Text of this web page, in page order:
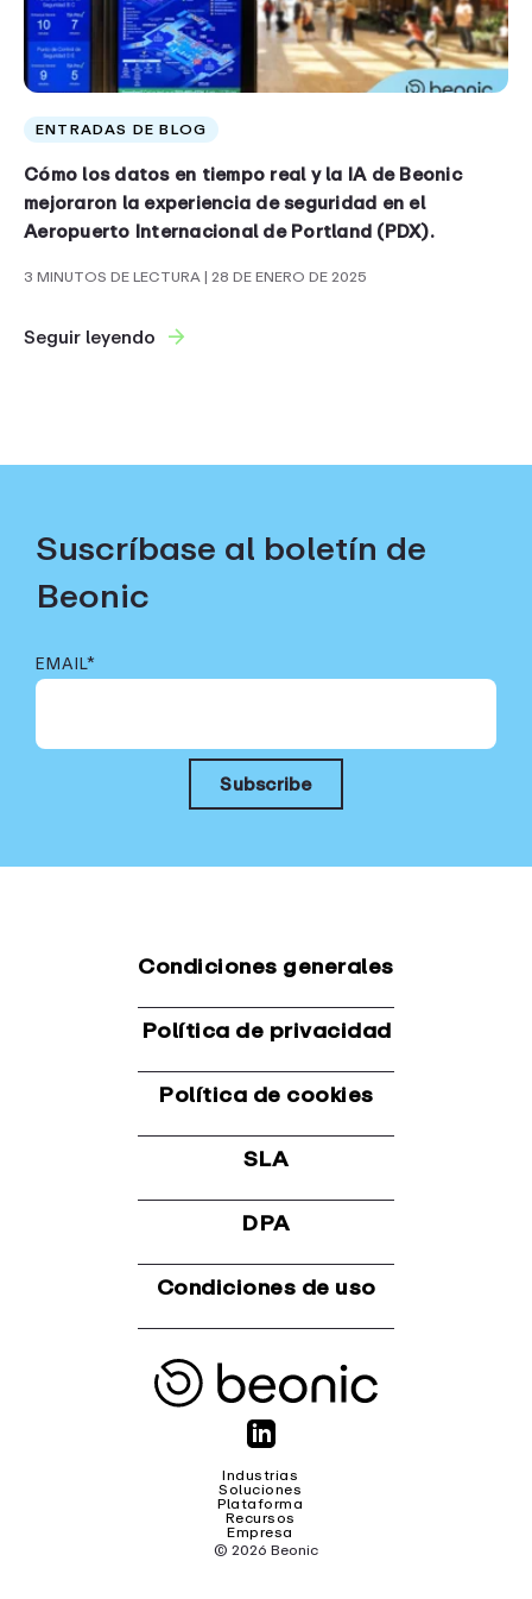
ENTRADAS DE BLOG
Cómo los datos en tiempo real y la IA de Beonic
mejoraron la experiencia de seguridad en el
Aeropuerto Internacional de Portland (PDX).
3 MINUTOS DE LECTURA| 28 DE ENERO DE 2025
Seguir leyendo
Suscríbase al boletín de
Beonic
EMAIL*
Condiciones generales
Política de privacidad
Política de cookies
SLA
DPA
Condiciones de uso
© 2026 Beonic
Industrias
Soluciones
Plataforma
Recursos
Empresa